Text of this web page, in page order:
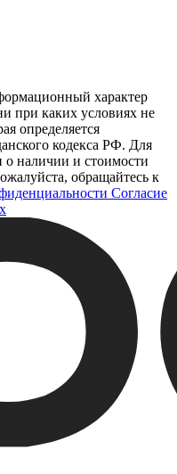
характер
при каких условиях не
определяется
кодекса РФ. Для
наличии и стоимости
обращайтесь к
Согласие